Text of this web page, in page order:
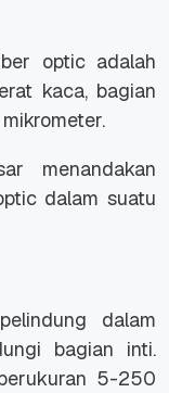
optic adalah
kaca, bagian
menandakan
dalam suatu
dalam
bagian inti.
5-250